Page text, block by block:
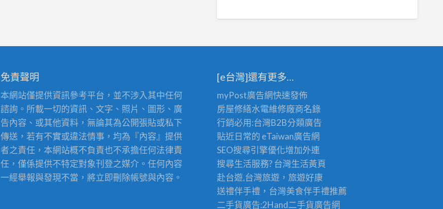
免責聲明
本網站僅提供資訊參考平台，並不涉入其中任何
諮詢。所載一切的資訊、文字、照片、圖形、廣
告內容、或其他資料，無論其為公開張貼或私下
傳送，若有不實或違法情事，均為『內容』提供
者之責任，本網站概不負責也不承擔任何法律責
任，僅係提供不特定對象刊登之媒介。任何內容
一經舉報與發現不當，將立即刪除帳號與內容。
[e台灣]還有更多…
myPost廣告網快速發佈
房屋修繕水電維修廠商名錄
行銷必用:台灣B2B分類廣告
貼近日常的 eTaiwan廣告網
SEO搜尋引擎優化增加外連
搜尋生活服務? 台灣生活黃頁
赴台遊,台灣旅遊 ，旅遊好康
送禮伴手禮，台灣美食伴手禮推薦
二手貨廣告:2Hand二手貨廣告網